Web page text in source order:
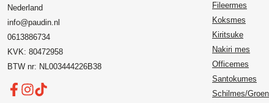
Nederland
info@paudin.nl
0613886734
KVK: 80472958
BTW nr: NL003444226B38
Fileermes
Koksmes
Kiritsuke
Nakiri mes
Officemes
Santokumes
Schilmes/